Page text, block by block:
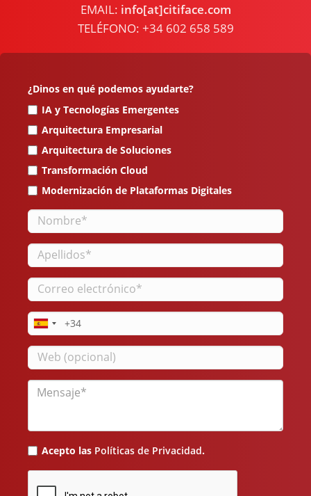
EMAIL: info[at]citiface.com
TELÉFONO: +34 602 658 589
¿Dinos en qué podemos ayudarte?
IA y Tecnologías Emergentes
Arquitectura Empresarial
Arquitectura de Soluciones
Transformación Cloud
Modernización de Plataformas Digitales
Nombre
Apellidos
Correo
electrónico
Teléfono
Web
Mensaje
Acepto las Políticas de Privacidad.